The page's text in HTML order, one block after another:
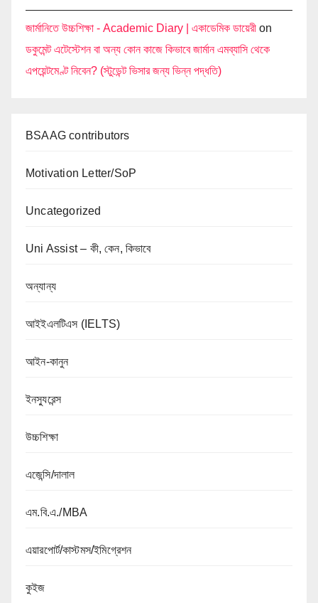
জার্মানিতে উচ্চশিক্ষা - Academic Diary | একাডেমিক ডায়েরী on
ডকুমেন্ট এটেস্টেশন বা অন্য কোন কাজে কিভাবে জার্মান এমব্যাসি থেকে
এপয়েন্টমেণ্ট নিবেন? (স্টুডেন্ট ভিসার জন্য ভিন্ন পদ্ধতি)
BSAAG contributors
Motivation Letter/SoP
Uncategorized
Uni Assist – কী, কেন, কিভাবে
অন্যান্য
আইইএলটিএস (IELTS)
আইন-কানুন
ইনস্যুরেন্স
উচ্চশিক্ষা
এজেন্সি/দালাল
এম.বি.এ./MBA
এয়ারপোর্ট/কাস্টমস/ইমিগ্রেশন
কুইজ